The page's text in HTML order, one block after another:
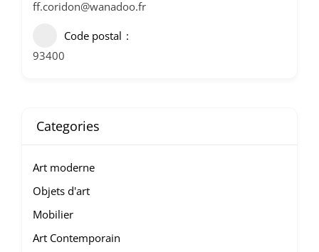
ff.coridon@wanadoo.fr
Code postal
93400
Categories
Art moderne
Objets d'art
Mobilier
Art Contemporain